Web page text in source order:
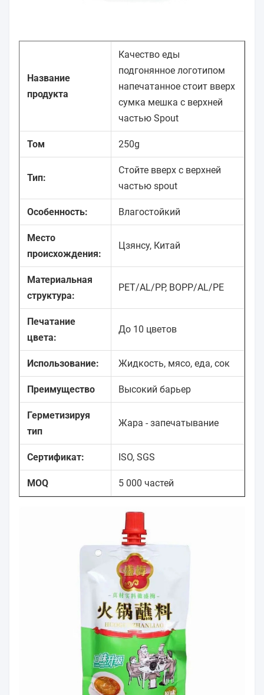
Название
продукта
Качество еды
подгонянное логотипом
напечатанное стоит вверх
сумка мешка с верхней
частью Spout
Том 250g
Тип:
Стойте вверх с верхней
частью spout
Особенность: Влагостойкий
Место
происхождения:
Цзянсу, Китай
Материальная
структура:
PET/AL/PP, BOPP/AL/PE
Печатание
цвета:
До 10 цветов
Использование: Жидкость, мясо, еда, сок
Преимущество Высокий барьер
Герметизируя
тип
Жара - запечатывание
Сертификат: ISO, SGS
MOQ 5 000 частей